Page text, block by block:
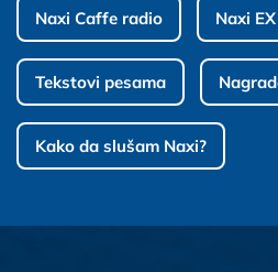
Naxi Caffe radio Naxi
Tekstovi pesama
Kako da slušam Naxi?